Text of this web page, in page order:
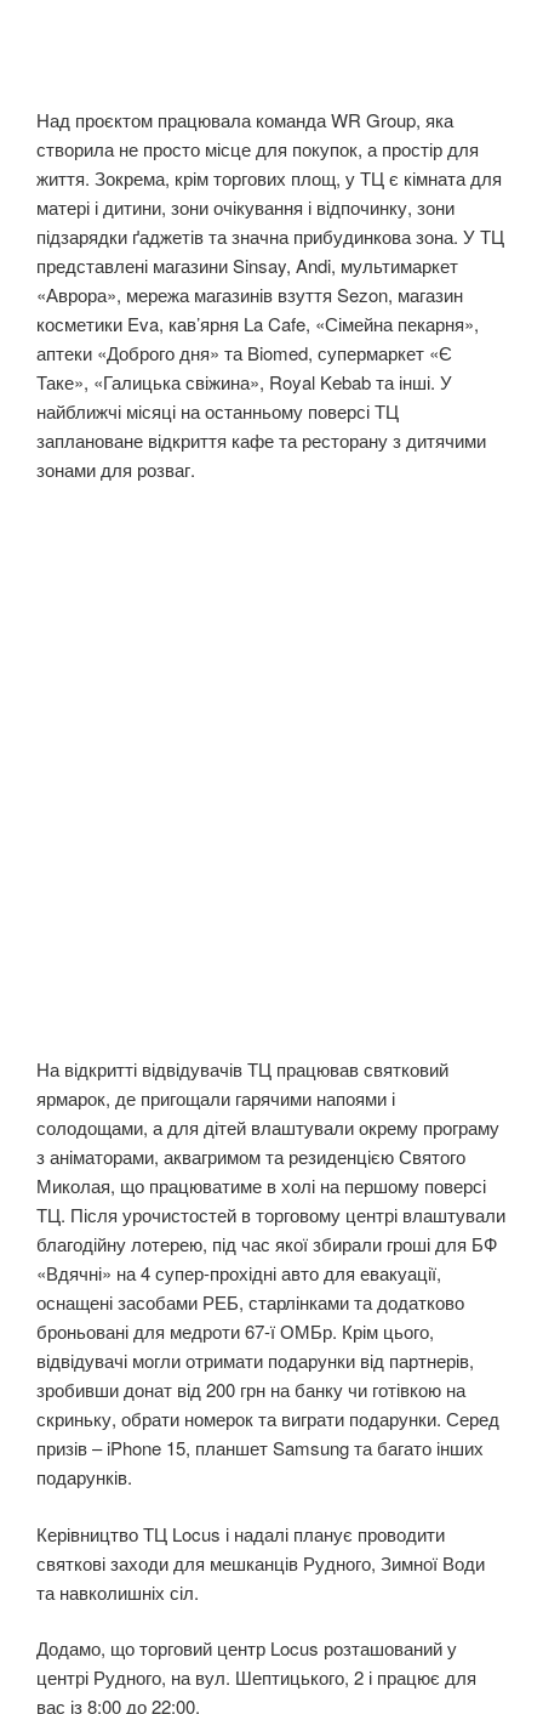
Над проєктом працювала команда WR Group, яка
створила не просто місце для покупок, а простір для
життя. Зокрема, крім торгових площ, у ТЦ є кімната для
матері і дитини, зони очікування і відпочинку, зони
підзарядки ґаджетів та значна прибудинкова зона. У ТЦ
представлені магазини Sinsay, Andi, мультимаркет
«Аврора», мережа магазинів взуття Sezon, магазин
косметики Eva, кав’ярня La Cafe, «Сімейна пекарня»,
аптеки «Доброго дня» та Biomed, супермаркет «Є
Таке», «Галицька свіжина», Royal Kebab та інші. У
найближчі місяці на останньому поверсі ТЦ
заплановане відкриття кафе та ресторану з дитячими
зонами для розваг.
На відкритті відвідувачів ТЦ працював святковий
ярмарок, де пригощали гарячими напоями і
солодощами, а для дітей влаштували окрему програму
з аніматорами, аквагримом та резиденцією Святого
Миколая, що працюватиме в холі на першому поверсі
ТЦ. Після урочистостей в торговому центрі влаштували
благодійну лотерею, під час якої збирали гроші для БФ
«Вдячні» на 4 супер-прохідні авто для евакуації,
оснащені засобами РЕБ, старлінками та додатково
броньовані для медроти 67-ї ОМБр. Крім цього,
відвідувачі могли отримати подарунки від партнерів,
зробивши донат від 200 грн на банку чи готівкою на
скриньку, обрати номерок та виграти подарунки. Серед
призів – iPhone 15, планшет Samsung та багато інших
подарунків.
Керівництво ТЦ Locus і надалі планує проводити
святкові заходи для мешканців Рудного, Зимної Води
та навколишніх сіл.
Додамо, що торговий центр Locus розташований у
центрі Рудного, на вул. Шептицького, 2 і працює для
вас із 8:00 до 22:00.